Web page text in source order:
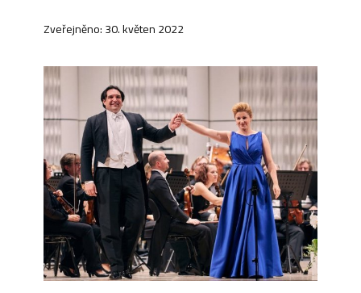
Zveřejněno: 30. květen 2022